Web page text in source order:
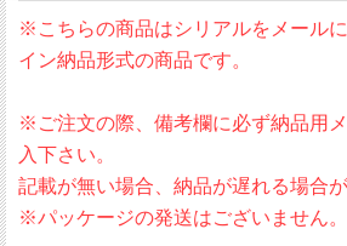
※こちらの商品はシリアルをメール
イン納品形式の商品です。
※ご注文の際、備考欄に必ず納品用
入下さい。
記載が無い場合、納品が遅れる場合が
※パッケージの発送はございません。